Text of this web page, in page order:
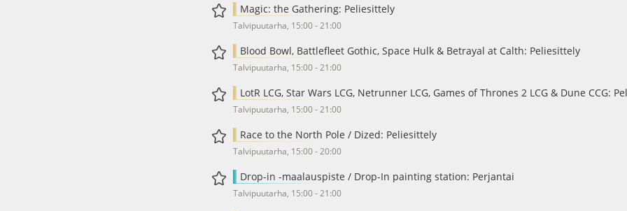
Magic: the Gathering: Peliesittely
Talvipuutarha, 15:00 - 21:00
Blood Bowl, Battlefleet Gothic, Space Hulk & Betrayal at Calth: Peliesittely
Talvipuutarha, 15:00 - 21:00
LotR LCG, Star Wars LCG, Netrunner LCG, Games of Thrones 2 LCG & Dune CCG:
Talvipuutarha, 15:00 - 21:00
Race to the North Pole / Dized: Peliesittely
Talvipuutarha, 15:00 - 20:00
Drop-in -maalauspiste / Drop-In painting station: Perjantai
Talvipuutarha, 15:00 - 21:00